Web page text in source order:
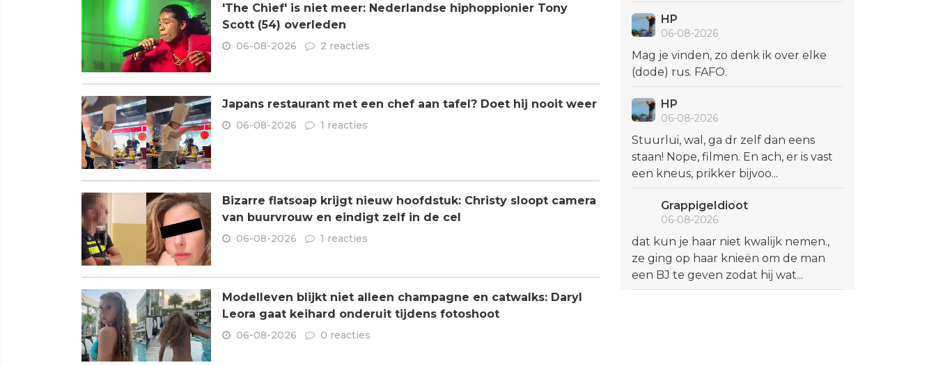
'The Chief' is niet meer: Nederlandse hiphoppionier Tony
Scott (54) overleden
06-08-2026 2 reacties
Japans restaurant met een chef aan tafel? Doet hij nooit weer
06-08-2026 1 reacties
Bizarre flatsoap krijgt nieuw hoofdstuk: Christy sloopt camera
van buurvrouw en eindigt zelf in de cel
06-08-2026 1 reacties
Modelleven blijkt niet alleen champagne en catwalks: Daryl
Leora gaat keihard onderuit tijdens fotoshoot
06-08-2026 0 reacties
HP
06-08-2026
Mag je vinden, zo denk ik over elke
(dode) rus. FAFO.
HP
06-08-2026
Stuurlui, wal, ga dr zelf dan eens
staan! Nope, filmen. En ach, er is vast
een kneus, prikker bijvoo...
GrappigeIdioot
06-08-2026
dat kun je haar niet kwalijk nemen.,
ze ging op haar knieën om de man
een BJ te geven zodat hij wat...